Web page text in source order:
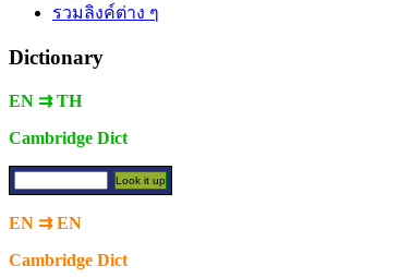
รวมลิงค์ต่าง ๆ
Dictionary
EN ⇉ TH
Cambridge Dict
EN ⇉ EN
Cambridge Dict